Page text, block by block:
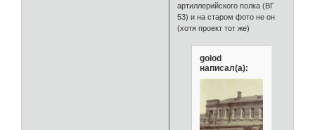
артиллерийского полка (ВГ
53) и на старом фото не он
(хотя проект тот же)
golod
написал(а):